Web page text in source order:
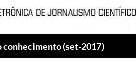
conhecimento (set-2017)